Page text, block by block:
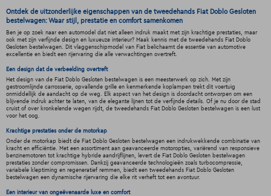
Ontdek de uitzonderlijke eigenschappen van de tweedehands Fiat Doblo Gesloten
bestelwagen: Waar stijl, prestatie en comfort samenkomen
Ben je op zoek naar een automodel dat niet alleen indruk maakt met zijn krachtige prestaties, maar
ook met zijn verfijnde design en luxueuze interieur? Maak kennis met de tweedehands Fiat Doblo
Gesloten bestelwagen. Dit vlaggenschipmodel van Fiat belichaamt de essentie van automotive
excellentie en biedt een rijervaring die alle verwachtingen overtreft.
Een design dat de verbeelding overtreft
Het design van de Fiat Doblo Gesloten bestelwagen is een meesterwerk op zich. Met zijn
gestroomlijnde carrosserie, opvallende grille en kenmerkende koplampen trekt dit voertuig
onmiddellijk de aandacht op de weg. Elk aspect van het design is doordacht ontworpen om een
blijvende indruk achter te laten, van de elegante lijnen tot de verfijnde details. Of je nu door de stad
cruist of over kronkelende wegen rijdt, de tweedehands Fiat Doblo Gesloten bestelwagen is een lust
voor het oog.
Krachtige prestaties onder de motorkap
Onder de motorkap biedt de Fiat Doblo Gesloten bestelwagen een indrukwekkende combinatie van
kracht en efficiëntie. Met een assortiment aan geavanceerde motoropties, variërend van responsieve
benzinemotoren tot krachtige hybride aandrijflijnen, levert de Fiat Doblo Gesloten bestelwagen
prestaties zonder compromissen. Dankzij geavanceerde technologieën zoals turbocompressie,
variabele kleptiming en regeneratief remmen, biedt een tweedehands Fiat Doblo Gesloten
bestelwagen een dynamische rijervaring die elke rit verheft tot een avontuur.
Een interieur van ongeëvenaarde luxe en comfort